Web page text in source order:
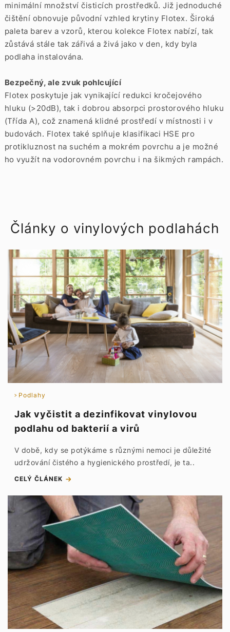
minimální množství čisticích prostředků. Již jednoduché
čištění obnovuje původní vzhled krytiny Flotex. Široká
paleta barev a vzorů, kterou kolekce Flotex nabízí, tak
zůstává stále tak zářivá a živá jako v den, kdy byla
podlaha instalována.
Bezpečný, ale zvuk pohlcující
Flotex poskytuje jak vynikající redukci kročejového
hluku (>20dB), tak i dobrou absorpci prostorového hluku
(Třída A), což znamená klidné prostředí v místnosti i v
budovách. Flotex také splňuje klasifikaci HSE pro
protikluznost na suchém a mokrém povrchu a je možné
ho využít na vodorovném povrchu i na šikmých rampách.
Články o vinylových podlahách
Podlahy
Jak vyčistit a dezinfikovat vinylovou
podlahu od bakterií a virů
V době, kdy se potýkáme s různými nemoci je důležité
udržování čistého a hygienického prostředí, je ta..
CELÝ ČLÁNEK